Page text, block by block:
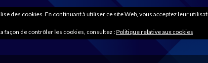
des cookies. En continuant à utiliser ce site Web, vous acceptez leur
façon de contrôler les cookies, consultez :Politique relative aux cookies